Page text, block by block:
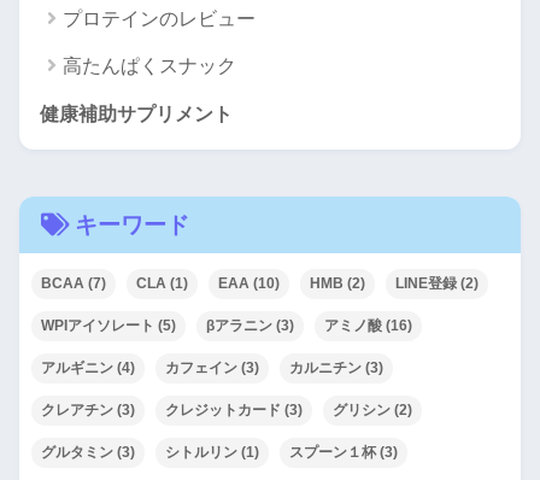
プロテインのレビュー
高たんぱくスナック
健康補助サプリメント
キーワード
BCAA (7) CLA (1) EAA (10) HMB (2) LINE登録 (2)
WPIアイソレート (5) βアラニン (3) アミノ酸 (16)
アルギニン (4) カフェイン (3) カルニチン (3)
クレアチン (3) クレジットカード (3) グリシン (2)
グルタミン (3) シトルリン (1) スプーン１杯(3)